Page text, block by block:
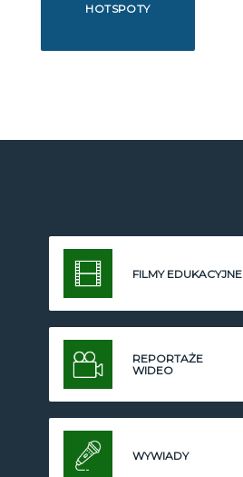
HOTSPOTY
FILMY EDUKACYJNE
REPORTAŻE
WIDEO
WYWIADY